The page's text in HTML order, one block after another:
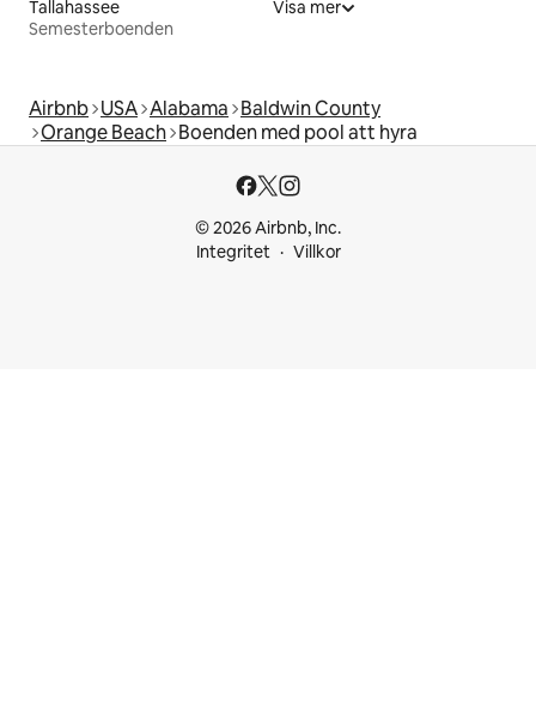
Tallahassee
Semesterboenden
Visa mer
Airbnb USA Alabama Baldwin County
Orange Beach Boenden med pool att hyra
© 2026 Airbnb, Inc.
Integritet
Villkor